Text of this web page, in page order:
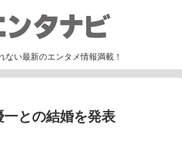
ない最新のエンタメ情報満載！
との結婚を発表